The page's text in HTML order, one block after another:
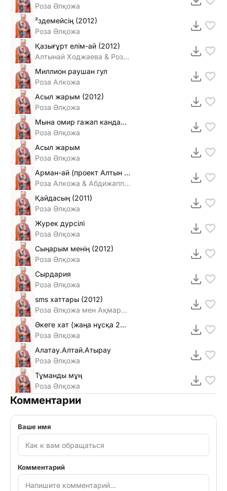
Роза Әлқожа
²здемейсiң (2012)
Роза Әлқожа
Қазығұрт елiм-ай (2012)
Алтынай Ходжаева & Роза Әлқожа
Миллион раушан гул
Роза Алкожа
Асыл жарым (2012)
Роза Әлқожа
Мына омир гажап кандай 2011
Роза Әлқожа
Асыл жарым
Роза Әлқожа
Арман-ай (проект Алтын таспа)
Роза Алкожа & Абдижаппар Алкожа
Қайдасың (2011)
Роза Әлқожа
Журек дурсiлi
Роза Әлқожа
Сыңарым менiң (2012)
Роза Әлқожа
Сырдария
Роза Әлқожа
sms хаттары (2012)
Роза Әлқожа мен Ақмарал Леубаеваның
Әкеге хат (жаңа нұсқа 2014)
Роза Әлқожа
Алатау.Алтай.Атырау
Роза Әлқожа
Тұманды мұң
Роза Әлқожа
Комментарии
Ваше имя
Комментарий